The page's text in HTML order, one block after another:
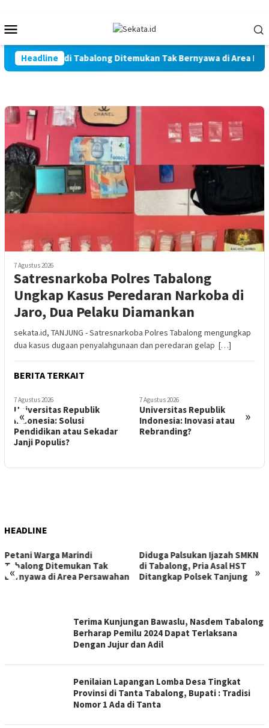
konten
Mobile
Headline
Marindi Tabalong Ditemukan Tak Bernyawa di Area
7 Agustus 2026
Satresnarkoba Polres Tabalong
Ungkap Kasus Peredaran Narkoba di
Jaro, Dua Pelaku Diamankan
sekata.id, TANJUNG - Satresnarkoba Polres Tabalong mengungkap
dua kasus dugaan penyalahgunaan dan peredaran gelap […]
BERITA TERKAIT
« »
Republik
atau Sekadar
Universitas Republik
Indonesia: Inovasi atau
Rebranding?
Ketika Pasien
Beban: Dokter
HEADLINE
« »
Tak
Diduga Palsukan Ijazah SMKN
di Tabalong, Pria Asal HST
Ditangkap Polsek Tanjung
Tak Bisa
Warga
Tewas
Terima Kunjungan Bawaslu, Nasdem Tabalong
Berharap Pemilu 2024 Dapat Terlaksana
Dengan Jujur dan Adil
Penilaian Lapangan Lomba Desa Tingkat
Provinsi di Tanta Tabalong, Bupati : Tradisi
Nomor 1 Ada di Tanta